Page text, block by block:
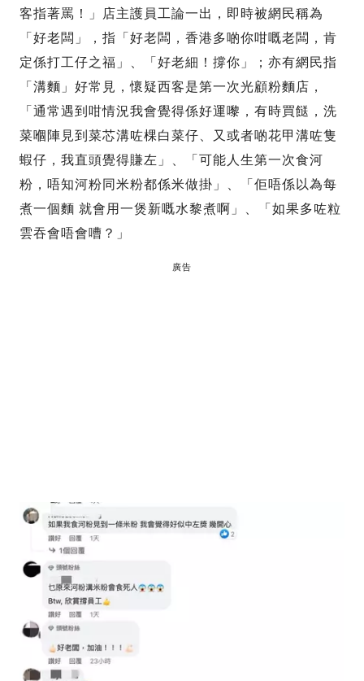
客指著罵！」店主護員工論一出，即時被網民稱為
「好老闆」，指「好老闆，香港多啲你咁嘅老闆，肯
定係打工仔之福」、「好老細！撐你」；亦有網民指
「溝麵」好常見，懷疑西客是第一次光顧粉麵店，
「通常遇到咁情況我會覺得係好運嚟，有時買餸，洗
菜嗰陣見到菜芯溝咗棵白菜仔、又或者啲花甲溝咗隻
蝦仔，我直頭覺得賺左」、「可能人生第一次食河
粉，唔知河粉同米粉都係米做掛」、「佢唔係以為每
煮一個麵 就會用一煲新嘅水黎煮啊」、「如果多咗粒
雲吞會唔會嘈？」
廣告